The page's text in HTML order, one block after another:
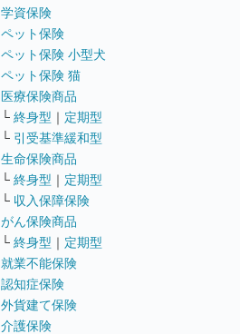
学資保険
ペット保険
ペット保険 小型犬
ペット保険 猫
医療保険商品
└ 終身型 ｜ 定期型
└ 引受基準緩和型
生命保険商品
└ 終身型 ｜ 定期型
└ 収入保障保険
がん保険商品
└ 終身型 ｜ 定期型
就業不能保険
認知症保険
外貨建て保険
介護保険